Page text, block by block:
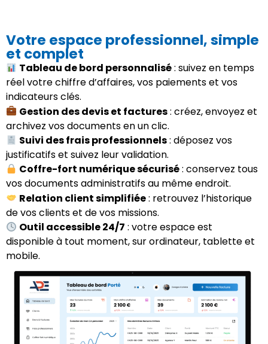
Votre espace professionnel, simple
et complet
Tableau de bord personnalisé: suivez en temps
réel votre chiffre d’affaires, vos paiements et vos
indicateurs clés.
Gestion des devis et factures: créez, envoyez et
archivez vos documents en un clic.
Suivi des frais professionnels: déposez vos
justificatifs et suivez leur validation.
Coffre-fort numérique sécurisé: conservez tous
vos documents administratifs au même endroit.
Relation client simplifiée: retrouvez l’historique
de vos clients et de vos missions.
Outil accessible 24/7 : votre espace est
disponible à tout moment, sur ordinateur, tablette et
mobile.